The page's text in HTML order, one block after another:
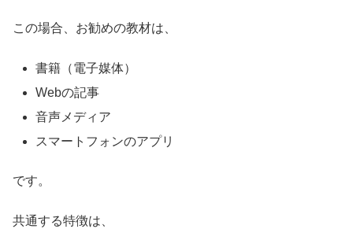
この場合、お勧めの教材は、
書籍（電子媒体）
Webの記事
音声メディア
スマートフォンのアプリ
です。
共通する特徴は、